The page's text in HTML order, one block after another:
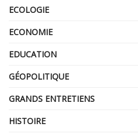
ECOLOGIE
ECONOMIE
EDUCATION
GÉOPOLITIQUE
GRANDS ENTRETIENS
HISTOIRE